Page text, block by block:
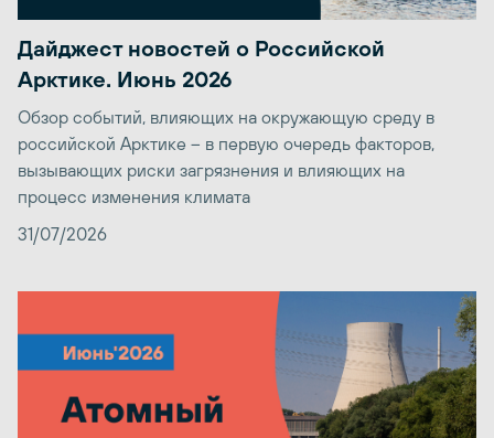
Дайджест новостей о Российской
Арктике. Июнь 2026
Обзор событий, влияющих на окружающую среду в
российской Арктике – в первую очередь факторов,
вызывающих риски загрязнения и влияющих на
процесс изменения климата
31/07/2026